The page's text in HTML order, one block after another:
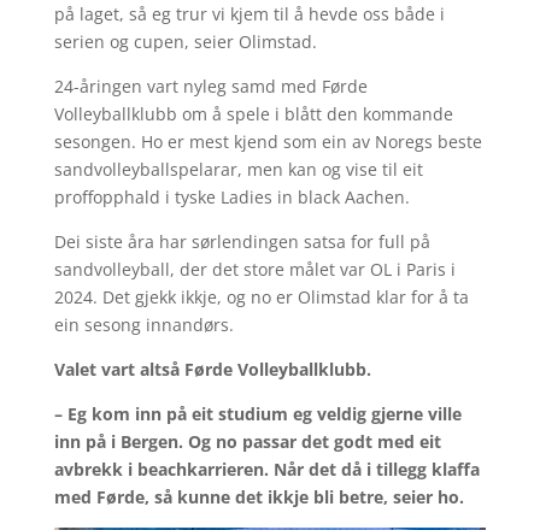
på laget, så eg trur vi kjem til å hevde oss både i
serien og cupen, seier Olimstad.
24-åringen vart nyleg samd med Førde
Volleyballklubb om å spele i blått den kommande
sesongen. Ho er mest kjend som ein av Noregs beste
sandvolleyballspelarar, men kan og vise til eit
proffopphald i tyske Ladies in black Aachen.
Dei siste åra har sørlendingen satsa for full på
sandvolleyball, der det store målet var OL i Paris i
2024. Det gjekk ikkje, og no er Olimstad klar for å ta
ein sesong innandørs.
Valet vart altså Førde Volleyballklubb.
– Eg kom inn på eit studium eg veldig gjerne ville
inn på i Bergen. Og no passar det godt med eit
avbrekk i beachkarrieren. Når det då i tillegg klaffa
med Førde, så kunne det ikkje bli betre, seier ho.